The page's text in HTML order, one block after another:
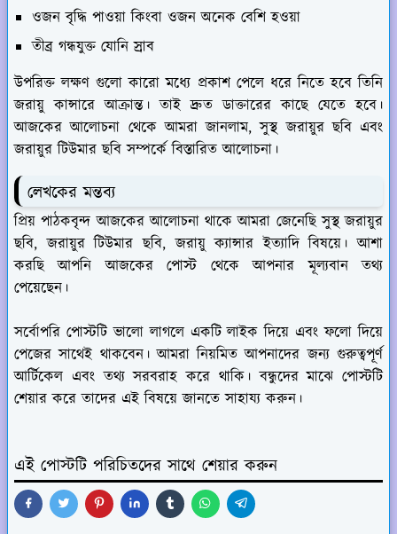
ওজন বৃদ্ধি পাওয়া কিংবা ওজন অনেক বেশি হওয়া
তীব্র গন্ধযুক্ত যোনি স্রাব
উপরিক্ত লক্ষণ গুলো কারো মধ্যে প্রকাশ পেলে ধরে নিতে হবে তিনি
জরায়ু কান্সারে আক্রান্ত। তাই দ্রুত ডাক্তারের কাছে যেতে হবে।
আজকের আলোচনা থেকে আমরা জানলাম, সুস্থ জরায়ুর ছবি এবং
জরায়ুর টিউমার ছবি সম্পর্কে বিস্তারিত আলোচনা।
লেখকের মন্তব্য
প্রিয় পাঠকবৃন্দ আজকের আলোচনা থাকে আমরা জেনেছি সুস্থ জরায়ুর
ছবি, জরায়ুর টিউমার ছবি, জরায়ু ক্যান্সার ইত্যাদি বিষয়ে। আশা
করছি আপনি আজকের পোস্ট থেকে আপনার মূল্যবান তথ্য
পেয়েছেন।
সর্বোপরি পোস্টটি ভালো লাগলে একটি লাইক দিয়ে এবং ফলো দিয়ে
পেজের সাথেই থাকবেন। আমরা নিয়মিত আপনাদের জন্য গুরুত্বপূর্ণ
আর্টিকেল এবং তথ্য সরবরাহ করে থাকি। বন্ধুদের মাঝে পোস্টটি
শেয়ার করে তাদের এই বিষয়ে জানতে সাহায্য করুন।
এই পোস্টটি পরিচিতদের সাথে শেয়ার করুন